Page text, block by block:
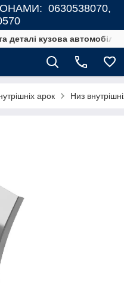
0630538070,
кузова автомобілів
арок Низ